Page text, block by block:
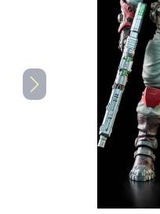
Outlet produse
Transport și plată
Sortare după serie
Sortare după filme